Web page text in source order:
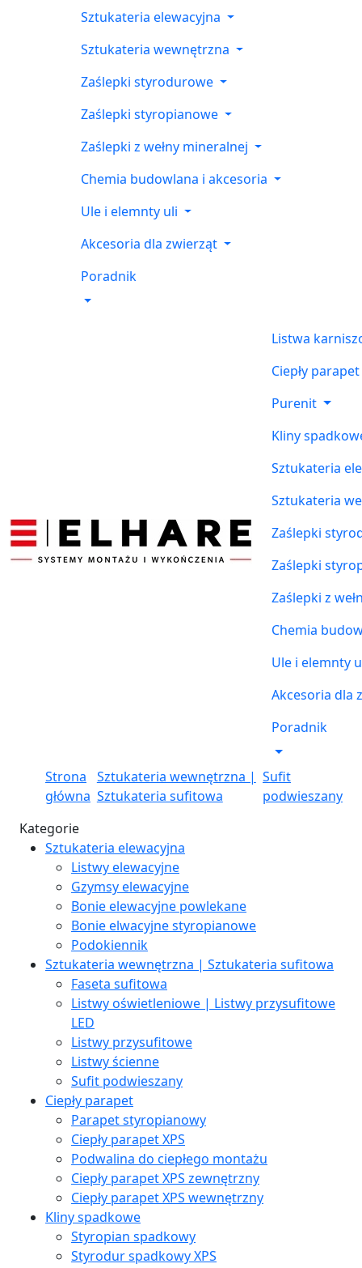
Sztukateria elewacyjna
Sztukateria wewnętrzna
Zaślepki styrodurowe
Zaślepki styropianowe
Zaślepki z wełny mineralnej
Chemia budowlana i akcesoria
Ule i elemnty uli
Akcesoria dla zwierząt
Poradnik
Listwa
Ciepły parapet
Purenit
Kliny
Sztukateria
Sztukateria
Zaślepki
Zaślepki
Zaślepki z
Chemia
Ule i elemnty
Akcesoria dla
Poradnik
Strona
główna
Sztukateria wewnętrzna |
Sztukateria sufitowa
Sufit
podwieszany
Kategorie
Sztukateria elewacyjna
Listwy elewacyjne
Gzymsy elewacyjne
Bonie elewacyjne powlekane
Bonie elwacyjne styropianowe
Podokiennik
Sztukateria wewnętrzna | Sztukateria sufitowa
Faseta sufitowa
Listwy oświetleniowe | Listwy przysufitowe
LED
Listwy przysufitowe
Listwy ścienne
Sufit podwieszany
Ciepły parapet
Parapet styropianowy
Ciepły parapet XPS
Podwalina do ciepłego montażu
Ciepły parapet XPS zewnętrzny
Ciepły parapet XPS wewnętrzny
Kliny spadkowe
Styropian spadkowy
Styrodur spadkowy XPS